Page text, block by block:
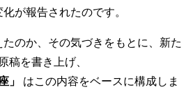
が報告されたのです。
のか、その気づきをもとに、新た
稿を書き上げ、
」
はこの内容をベースに構成しま